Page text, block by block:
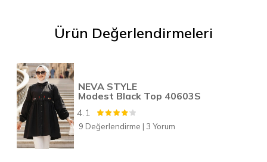
Ürün Değerlendirmeleri
NEVA STYLE
Modest Black Top 40603S
4.1
9 Değerlendirme | 3 Yorum